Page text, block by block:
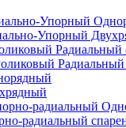
Упорный
Упорный
радиальный
радиальный